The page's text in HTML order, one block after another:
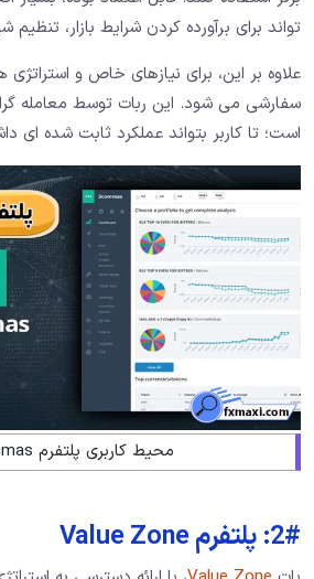
تواند برای برآورده کردن شرایط بازار، تنظیم
علاوه بر این، برای نیازهای خاص و استراتژی
سفارشی می شود. این ربات توسط معامله
است؛ تا کاربر بتواند عملکرد ثابت شده ای
محیط کاربری پلتفرم 3Commas
2#: پلتفرم Value Zone